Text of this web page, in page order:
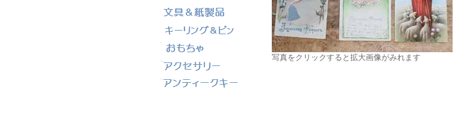
写真をクリックすると拡大画像がみれます